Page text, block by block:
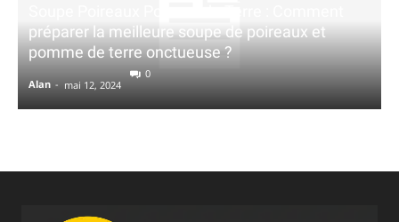
préparer la meilleure soupe de poireaux et
pomme de terre onctueuse ?
Alan - mai 12, 2024
0